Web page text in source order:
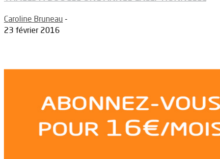
Caroline Bruneau -
23 février 2016